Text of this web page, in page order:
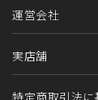
運営会社
実店舗
特定商取引法に